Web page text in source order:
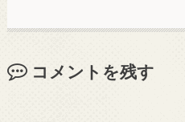
コメントを残す